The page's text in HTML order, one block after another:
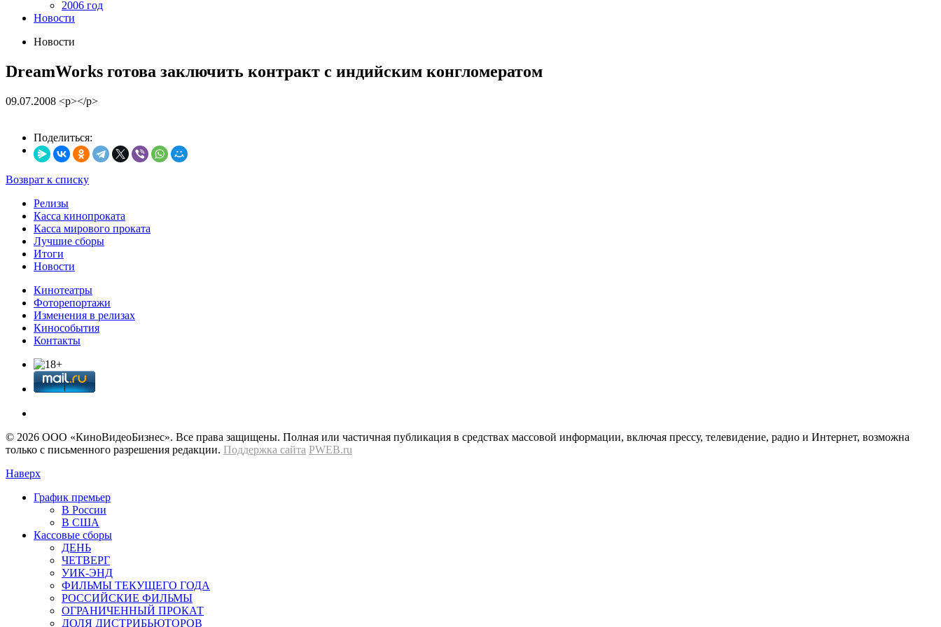
2006 год
Новости
Новости
DreamWorks готова заключить контракт с индийским конгломератом
09.07.2008 <p></p>
Поделиться:
Возврат к списку
Релизы
Касса кинопроката
Касса мирового проката
Лучшие сборы
Итоги
Новости
Кинотеатры
Фоторепортажи
Изменения в релизах
Кинособытия
Контакты
© 2026 OOО «КиноВидеоБизнес». Все права защищены. Полная или частичная публикация в средствах массовой информации, включая прессу, телевидение, радио и Интернет, возможна
только с письменного разрешения редакции. Поддержка сайта PWEB.ru
Наверх
График премьер
В России
В США
Кассовые сборы
ДЕНЬ
ЧЕТВЕРГ
УИК-ЭНД
ФИЛЬМЫ ТЕКУЩЕГО ГОДА
РОССИЙСКИЕ ФИЛЬМЫ
ОГРАНИЧЕННЫЙ ПРОКАТ
ДОЛЯ ДИСТРИБЬЮТОРОВ